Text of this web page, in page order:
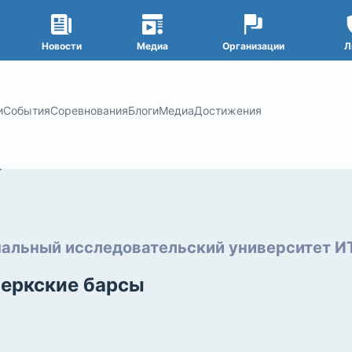
Новости Медиа Организации
СобытияСоревнованияБлогиМедиаДостижения
исследовательский университет
барсы